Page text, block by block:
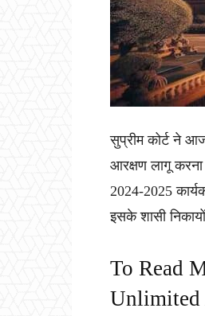
सुप्रीम कोर्ट ने
आरक्षण लागू करना
2024-2025
इसके शासी
To Read
Unlimited